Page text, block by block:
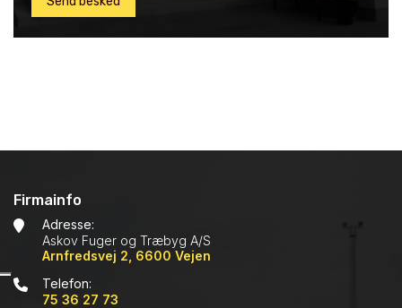
Firmainfo
Adresse:
Askov Fuger og Træbyg A/S
Arnfredsvej 2, 6600 Vejen
Telefon:
75 36 27 73